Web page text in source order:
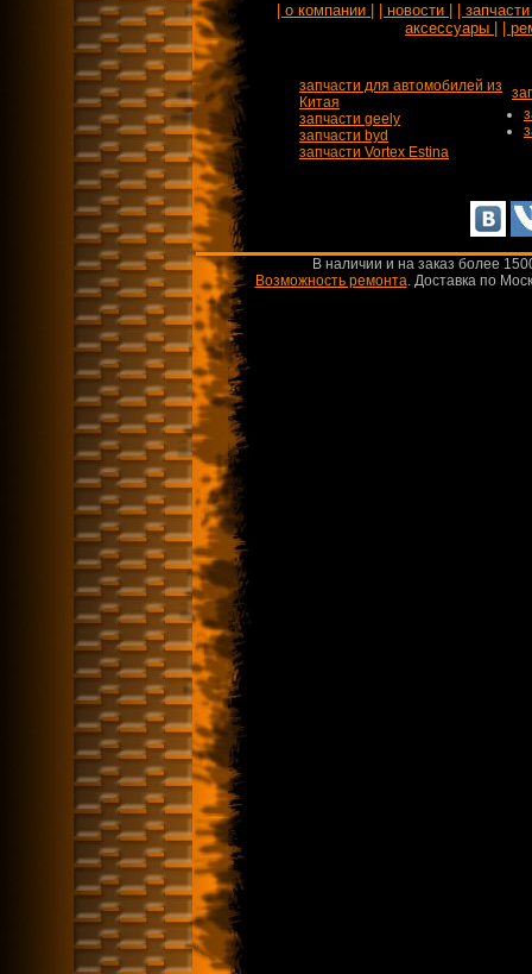
| о компании | | новости |
|
аксессуары |
|
запчасти для автомобилей из
Китая
запчасти geely
запчасти byd
запчасти Vortex Estina
В наличии и на заказ более
Возможность ремонта.Доставка по